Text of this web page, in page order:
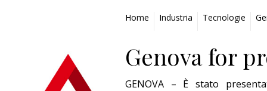
Home Industria Tecnologie
Genova for
GENOVA – È stato